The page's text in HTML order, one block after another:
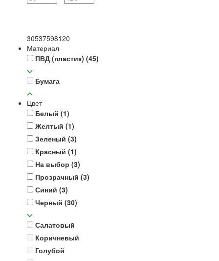
30537598120
Материал
ПВД (пластик) (45)
Бумага
Цвет
Белый (1)
Желтый (1)
Зеленый (3)
Красный (1)
На выбор (3)
Прозрачный (3)
Синий (3)
Черный (30)
Салатовый
Коричневый
Голубой